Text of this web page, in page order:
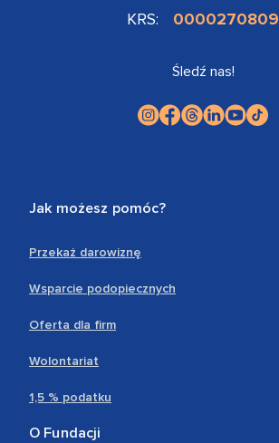
KRS: 0000270809
Śledź nas!
Jak możesz pomóc?
Przekaż darowiznę
Wsparcie podopiecznych
Oferta dla firm
Wolontariat
1,5 % podatku
O Fundacji